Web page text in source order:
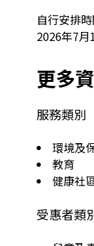
自行安排
2026年7月
更多
服務類別
環境及
教育
健康社
受惠者類